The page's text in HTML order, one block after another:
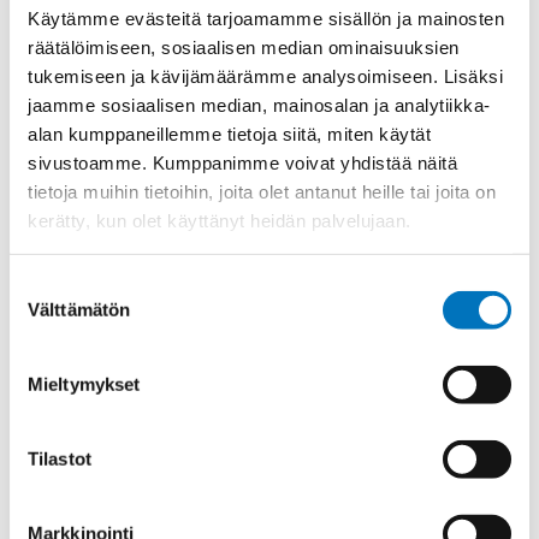
Käytämme evästeitä tarjoamamme sisällön ja mainosten
räätälöimiseen, sosiaalisen median ominaisuuksien
tukemiseen ja kävijämäärämme analysoimiseen. Lisäksi
jaamme sosiaalisen median, mainosalan ja analytiikka-
alan kumppaneillemme tietoja siitä, miten käytät
sivustoamme. Kumppanimme voivat yhdistää näitä
tietoja muihin tietoihin, joita olet antanut heille tai joita on
kerätty, kun olet käyttänyt heidän palvelujaan.
valinta
Välttämätön
Mieltymykset
Tilastot
Markkinointi
Soita asiakaspalveluumme ark. 8-16
+358 9 2252 260
Tai lähetä sähköpostia
myynti@kaapelicenter.fi
Saman kaapelin eri versiot